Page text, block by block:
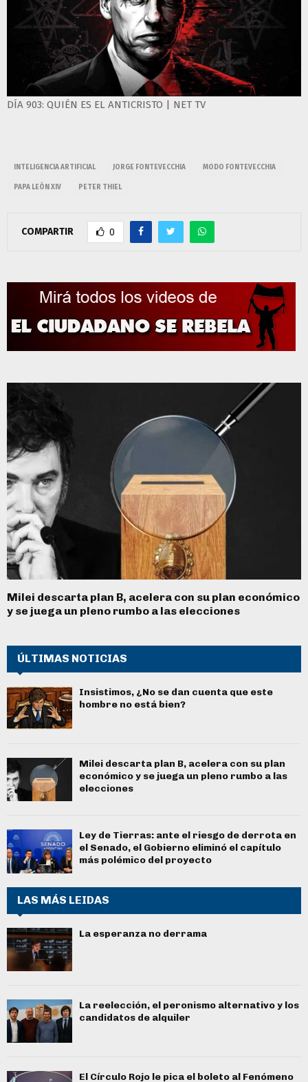
DÍA 903: QUIÉN ES EL ANTICRISTO | NET TV
INTELIGENCIA ARTIFICIAL JORGE FONTEVECCHIA MODO FONTEVECCHIA
PAPA LEÓN XIV PETER THIEL
COMPARTIR 0
Milei descarta plan B, acelera con su plan económico
y se juega un pleno rumbo a las elecciones
ÚLTIMAS NOTICIAS
Insistimos, ¿No se dan cuenta que este
hombre no está bien?
Milei descarta plan B, acelera con su plan
económico y se juega un pleno rumbo a las
elecciones
Ley de Tierras: ante el riesgo de derrota en
el Senado, el Gobierno eliminó el capítulo
más polémico del proyecto
LAS MÁS LEIDAS
La esperanza no derrama
La reelección, el peronismo alternativo y los
candidatos de alquiler
El Círculo Rojo le pica el boleto al Fenómeno